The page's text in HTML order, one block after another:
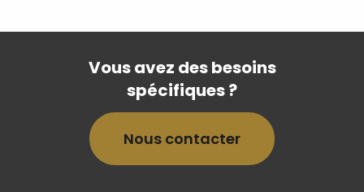
Vous avez des besoins
spécifiques ?
Nous contacter